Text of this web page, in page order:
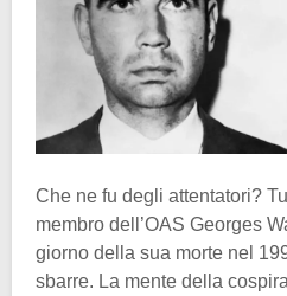
Che ne fu degli attentatori?
membro dell’OAS Georges
giorno della sua morte nel
sbarre. La mente della